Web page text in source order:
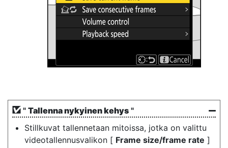
" Tallenna nykyinen kehys "
Stillkuvat tallennetaan mitoissa, jotka on valittu
videotallennusvalikon [ Frame size/frame rate ]